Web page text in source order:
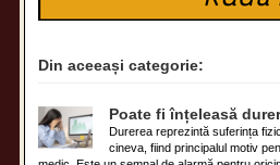
Din aceeași categorie:
Poate fi înțeleasă
Durerea reprezintă suferința
cineva, fiind principalul motiv